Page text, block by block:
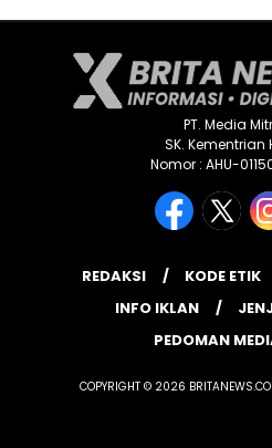
PT. Media
SK. Kementrian
Nomor : AHU-
REDAKSI KODE ETIK
INFO IKLAN
PEDOMAN
COPYRIGHT © 2026